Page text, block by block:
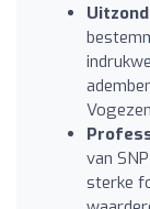
van
sterke